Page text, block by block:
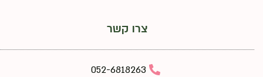
צרו קשר
052-6818263